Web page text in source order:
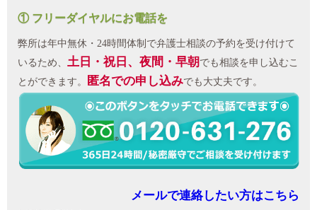
① フリーダイヤルにお電話を
弊所は年中無休・24時間体制で弁護士相談の予約を受け付けて
いるため、 土日・祝日、夜間・早朝 でも相談を申し込むこ
とができます。
匿名での申し込みでも大丈夫です。
メールで連絡したい方はこちら